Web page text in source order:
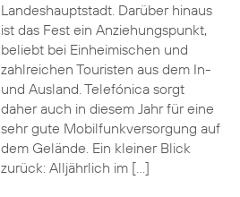
Landeshauptstadt. Darüber hinaus
ist das Fest ein Anziehungspunkt,
beliebt bei Einheimischen und
zahlreichen Touristen aus dem In-
und Ausland. Telefónica sorgt
daher auch in diesem Jahr für eine
sehr gute Mobilfunkversorgung auf
dem Gelände. Ein kleiner Blick
zurück: Alljährlich im […]